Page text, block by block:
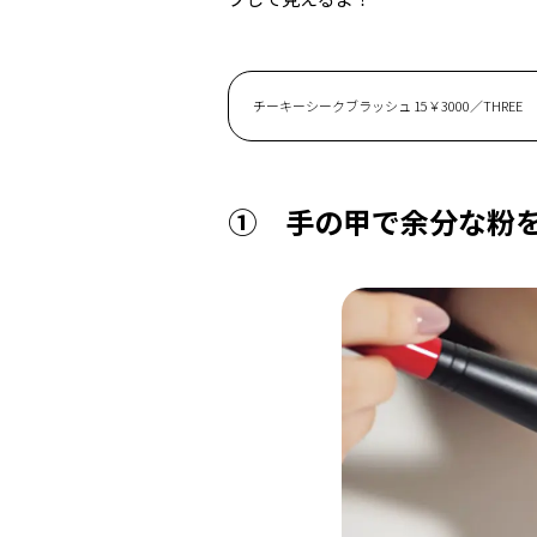
チーキーシークブラッシュ 15￥3000／THREE
① 手の甲で余分な粉